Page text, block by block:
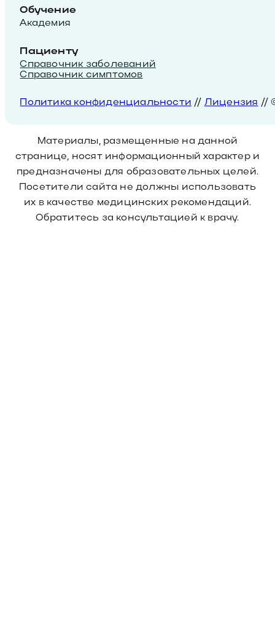
Обучение
Академия
Пациенту
Справочник заболеваний
Справочник симптомов
Политика конфиденциальности // Лицензия //
Материалы, размещенные на данной
странице, носят информационный характер и
предназначены для образовательных целей.
Посетители сайта не должны использовать
их в качестве медицинских рекомендаций.
Обратитесь за консультацией к врачу.